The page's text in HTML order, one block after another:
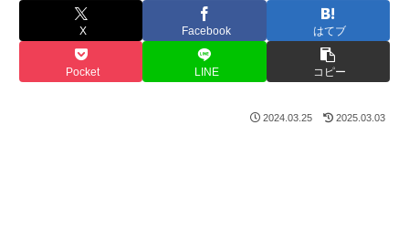
X Facebook はてブ
Pocket LINE コピー
2024.03.25 2025.03.03